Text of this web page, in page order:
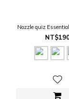
Nozzle quiz